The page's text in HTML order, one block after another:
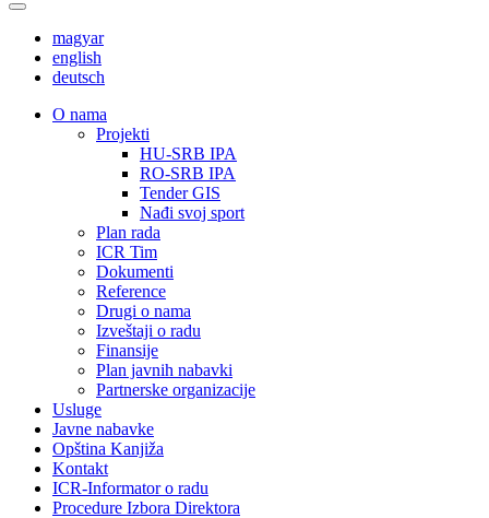
magyar
english
deutsch
О nama
Projekti
HU-SRB IPA
RO-SRB IPA
Tender GIS
Nađi svoj sport
Plan rada
ICR Tim
Dokumenti
Reference
Drugi o nama
Izveštaji o radu
Finansije
Plan javnih nabavki
Partnerske organizacije
Usluge
Javne nabavke
Opština Kanjiža
Kontakt
ICR-Informator o radu
Procedure Izbora Direktora